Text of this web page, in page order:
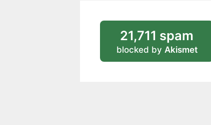
21,711 spam
blocked by Akismet